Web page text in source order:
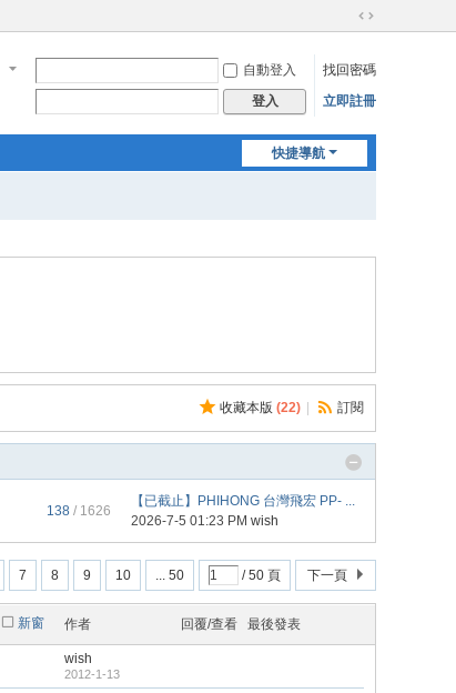
切
到
寬
自動登入
找回密碼
登入 立即註冊
快捷導航
收藏本版 (22) 訂閱
138 / 1626
【已截止】PHIHONG 台灣飛宏 PP- ...
2026-7-5 01:23 PM wish
7 8 9 10 ... 50 / 50 頁 下一頁
新窗 作者 回覆/查看 最後發表
wish
2012-1-13